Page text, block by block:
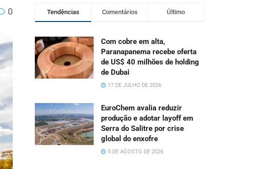
0 Tendências Comentários Último
Com cobre em alta,
Paranapanema recebe oferta
de US$ 40 milhões de holding
de Dubai
17 DE JULHO DE 2026
EuroChem avalia reduzir
produção e adotar layoff em
Serra do Salitre por crise
global do enxofre
5 DE AGOSTO DE 2026